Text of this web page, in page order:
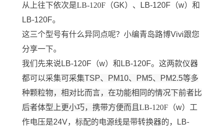
从上往下依次是LB-120F （GK）、 LB-120F （w）和
LB-120F。
这三个型号有什么异同点呢？小编青岛路博Vivi跟您
分享一下。
我们先来说LB-120F （w）和 LB-120F。这两款仪器
都可以采集可采集TSP、 PM10、 PM5、 PM2.5等多
种颗粒物，相对比而言，在功能相同的情况下前者比
后者体型上更小巧，携带方便而且 LB-120F （w）工
作电压是24V，标配的电源线是带转换器的，
LB-